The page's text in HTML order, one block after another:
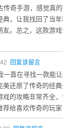
奇手游，感觉真
典，让我找回了当
。总之，这款游
回复该留言
一直在寻找一款能
还原了传奇的经
戏的攻略非常齐全
给喜欢传奇的玩家